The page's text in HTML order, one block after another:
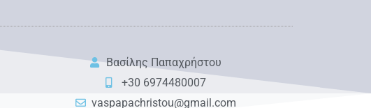
Βασίλης Παπαχρήστου
+30 6974480007
vaspapachristou@gmail.com